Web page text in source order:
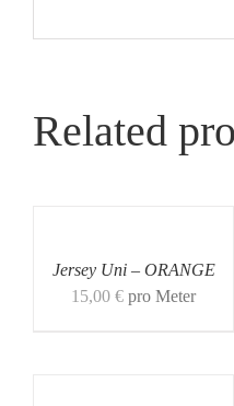
Related
Jersey Uni – ORANGE
15,00 € pro Meter